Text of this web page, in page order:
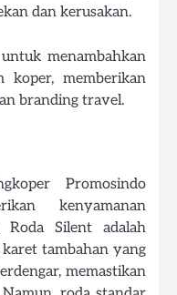
dan kerusakan.
menambahkan
koper, memberikan
branding travel.
Promosindo
kenyamanan
Roda Silent adalah
tambahan yang
memastikan